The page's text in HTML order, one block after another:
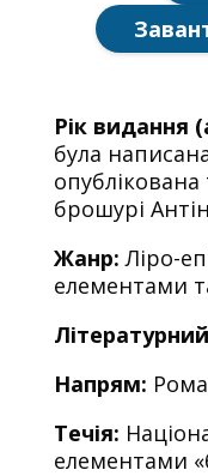
Рік видання
була
брошурі
Жанр: Ліро-
елементами
Напрям:
Течія:
елементами